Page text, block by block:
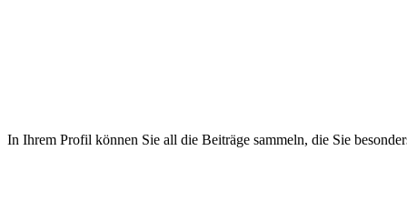
In Ihrem Profil können Sie all die Beiträge sammeln, die Sie